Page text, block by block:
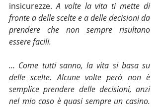
insicurezze. A volte la vita ti mette di
fronte a delle scelte e a delle decisioni da
prendere che non sempre risultano
essere facili.
… Come tutti sanno, la vita si basa su
delle scelte. Alcune volte però non è
semplice prendere delle decisioni, anzi
nel mio caso è quasi sempre un casino.